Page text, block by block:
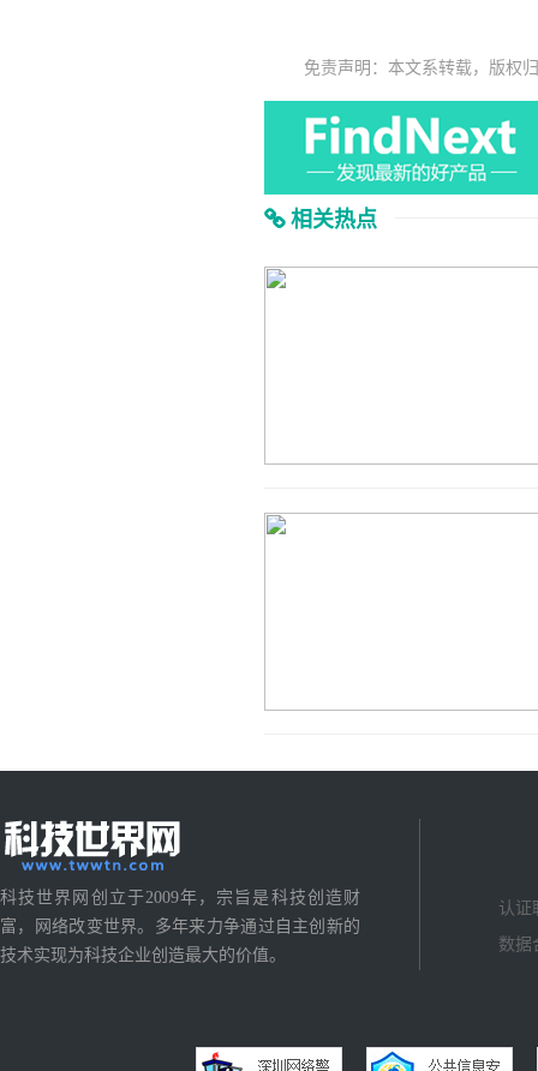
免责声明：本文系转载，版权
相关热点
科技世界网创立于2009年，宗旨是科技创造财
富，网络改变世界。多年来力争通过自主创新的
技术实现为科技企业创造最大的价值。
认证
数据